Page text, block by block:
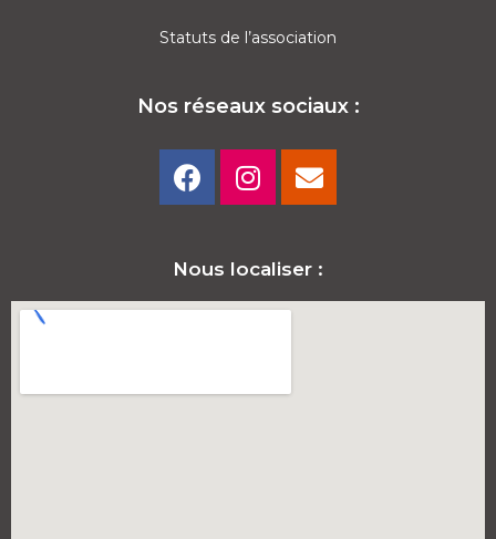
Statuts de l’association
Nos réseaux sociaux :
Nous localiser :